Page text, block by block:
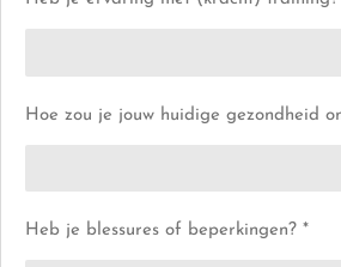
Hoe zou je jouw huidige gezondheid
Heb je blessures of beperkingen? *